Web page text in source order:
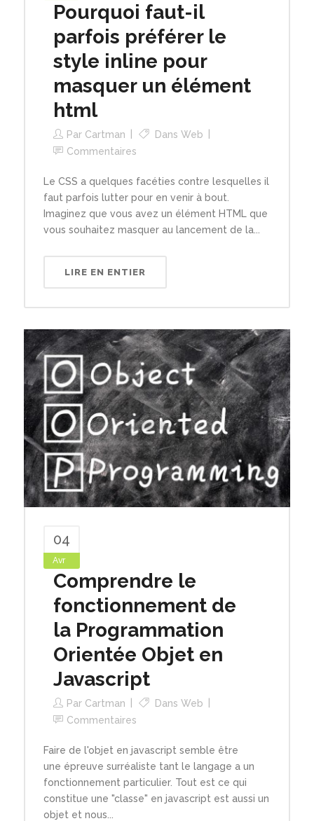
Pourquoi faut-il
parfois préférer le
style inline pour
masquer un élément
html
Par Cartman Dans Web
Commentaires
Le CSS a quelques facéties contre lesquelles il
faut parfois lutter pour en venir à bout.
Imaginez que vous avez un élément HTML que
vous souhaitez masquer au lancement de la...
LIRE EN ENTIER
04
Avr
Comprendre le
fonctionnement de
la Programmation
Orientée Objet en
Javascript
Par Cartman Dans Web
Commentaires
Faire de l'objet en javascript semble être
une épreuve surréaliste tant le langage a un
fonctionnement particulier. Tout est ce qui
constitue une "classe" en javascript est aussi un
objet et nous...